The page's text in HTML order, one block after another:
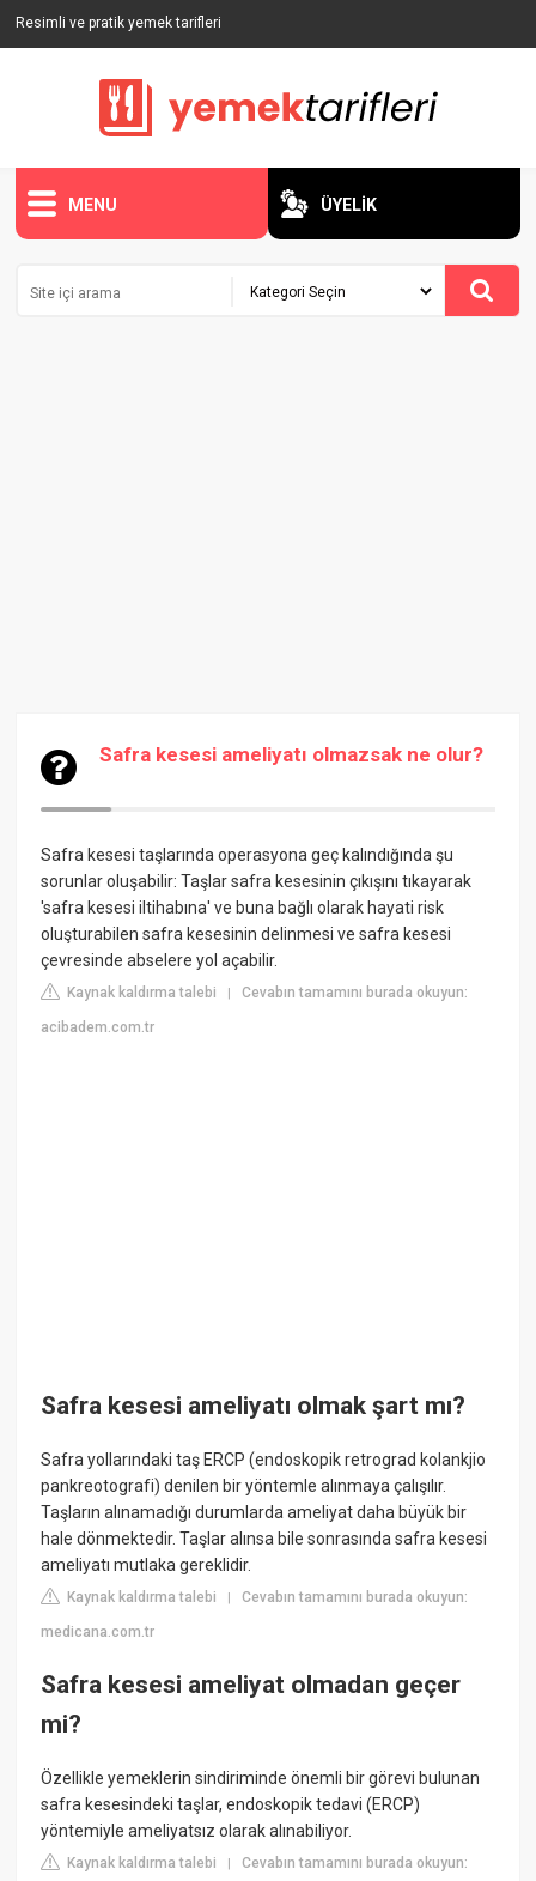
Resimli ve pratik yemek tarifleri
MENU ÜYELİK
Safra kesesi ameliyatı olmazsak ne olur?
Safra kesesi taşlarında operasyona geç kalındığında şu
sorunlar oluşabilir: Taşlar safra kesesinin çıkışını tıkayarak
'safra kesesi iltihabına' ve buna bağlı olarak hayati risk
oluşturabilen safra kesesinin delinmesi ve safra kesesi
çevresinde abselere yol açabilir.
Kaynak kaldırma talebi |Cevabın tamamını burada okuyun:
acibadem.com.tr
Safra kesesi ameliyatı olmak şart mı?
Safra yollarındaki taş ERCP (endoskopik retrograd kolankjio
pankreotografi) denilen bir yöntemle alınmaya çalışılır.
Taşların alınamadığı durumlarda ameliyat daha büyük bir
hale dönmektedir. Taşlar alınsa bile sonrasında safra kesesi
ameliyatı mutlaka gereklidir.
Kaynak kaldırma talebi |Cevabın tamamını burada okuyun:
medicana.com.tr
Safra kesesi ameliyat olmadan geçer
mi?
Özellikle yemeklerin sindiriminde önemli bir görevi bulunan
safra kesesindeki taşlar, endoskopik tedavi (ERCP)
yöntemiyle ameliyatsız olarak alınabiliyor.
Kaynak kaldırma talebi |Cevabın tamamını burada okuyun: